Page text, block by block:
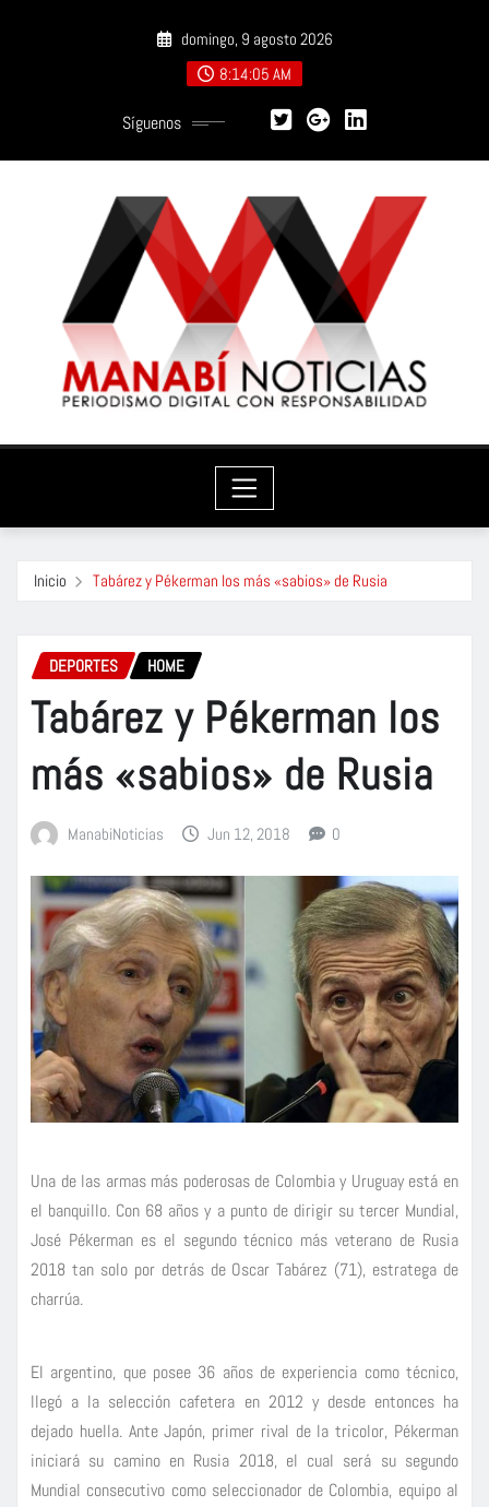
domingo, 9 agosto 2026
8:14:07 AM
Síguenos
Inicio Tabárez y Pékerman los más «sabios» de Rusia
DEPORTES HOME
Tabárez y Pékerman los
más «sabios» de Rusia
ManabiNoticias Jun 12, 2018 0
Una de las armas más poderosas de Colombia y Uruguay está en
el banquillo. Con 68 años y a punto de dirigir su tercer Mundial,
José Pékerman es el segundo técnico más veterano de Rusia
2018 tan solo por detrás de Oscar Tabárez (71), estratega de
charrúa.
El argentino, que posee 36 años de experiencia como técnico,
llegó a la selección cafetera en 2012 y desde entonces ha
dejado huella. Ante Japón, primer rival de la tricolor, Pékerman
iniciará su camino en Rusia 2018, el cual será su segundo
Mundial consecutivo como seleccionador de Colombia, equipo al